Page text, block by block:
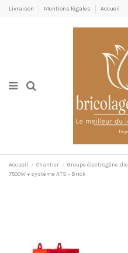
Livraison Mentions légales Accueil
Accueil Chantier
Groupe électrogène
7500W + système ATS - Brick